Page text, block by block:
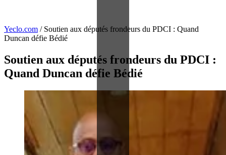
Yeclo.com / Soutien aux députés frondeurs du PDCI : Quand
Duncan défie Bédié
Soutien aux députés frondeurs du PDCI :
Quand Duncan défie Bédié